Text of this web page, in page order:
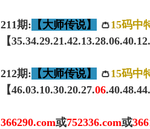
211期: 【大师传说】 👛15码中
【35.34.29.21.42.13.28.06.40.12.
212期: 【大师传说】 👛15码中
【46.03.10.30.20.27.06
366290.com或752336.com或